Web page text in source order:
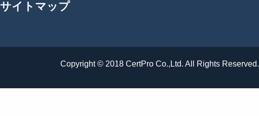
サイトマップ
Copyright © 2018 CertPro Co.,Ltd. All Rights Reserved.